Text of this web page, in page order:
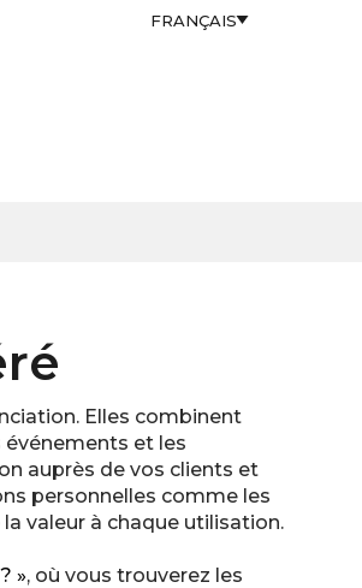
FRANÇAIS
Elles combinent
événements et les
auprès de vos clients et
personnelles comme les
valeur à chaque utilisation.
», où vous trouverez les